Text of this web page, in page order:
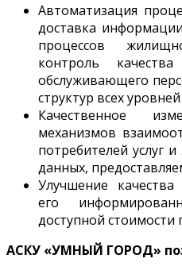
Автоматизация
доставка
процессов
контроль
обслуживающего
структур всех уровней
Качественное
механизмов
потребителей услуг
данных,
Улучшение качества
его
доступной стоимости
АСКУ «УМНЫЙ ГОРОД»